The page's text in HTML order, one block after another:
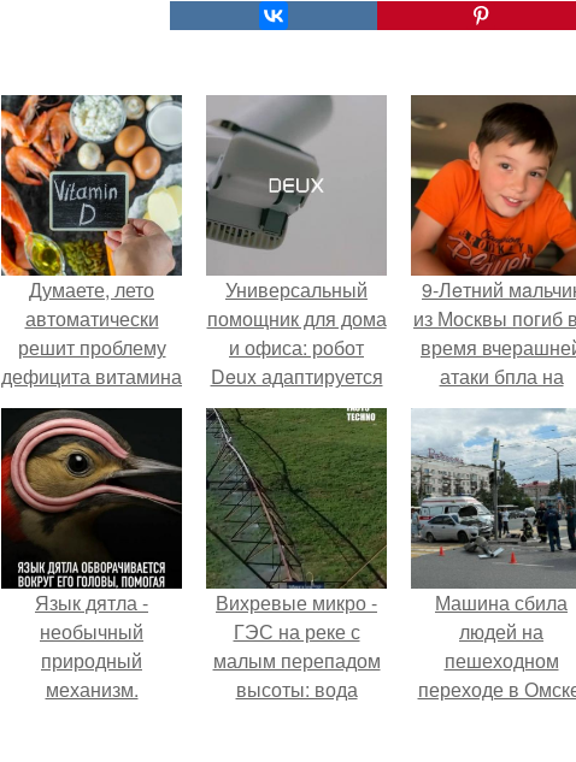
Думаете, лето
автоматически
решит проблему
дефицита витамина
D?
Универсальный
помощник для дома
и офиса: робот
Deux адаптируется
к разным задачам.
9-Лeтний
из Москвы погиб
время
атаки бпла на
пляже под
Геленджиком.
Язык дятла -
необычный
природный
механизм.
Вихревые микро -
ГЭС на реке с
малым перепадом
высоты: вода
Машина сбила
людей на
пешеходном
переходе в